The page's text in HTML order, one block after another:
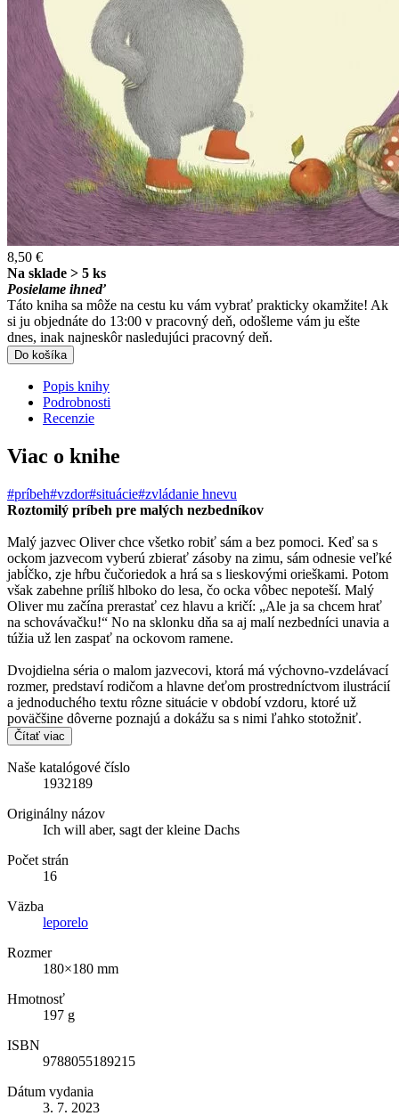
8,50 €
Na sklade > 5 ks
Posielame ihneď
Táto kniha sa môže na cestu ku vám vybrať prakticky okamžite! Ak
si ju objednáte do 13:00 v pracovný deň, odošleme vám ju ešte
dnes, inak najneskôr nasledujúci pracovný deň.
Do košíka
Popis knihy
Podrobnosti
Recenzie
Viac o knihe
#príbeh#vzdor#situácie#zvládanie hnevu
Roztomilý príbeh pre malých nezbedníkov
Malý jazvec Oliver chce všetko robiť sám a bez pomoci. Keď sa s
ockom jazvecom vyberú zbierať zásoby na zimu, sám odnesie veľké
jabĺčko, zje hŕbu čučoriedok a hrá sa s lieskovými orieškami. Potom
však zabehne príliš hlboko do lesa, čo ocka vôbec nepoteší. Malý
Oliver mu začína prerastať cez hlavu a kričí: „Ale ja sa chcem hrať
na schovávačku!“ No na sklonku dňa sa aj malí nezbedníci unavia a
túžia už len zaspať na ockovom ramene.
Dvojdielna séria o malom jazvecovi, ktorá má výchovno-vzdelávací
rozmer, predstaví rodičom a hlavne deťom prostredníctvom ilustrácií
a jednoduchého textu rôzne situácie v období vzdoru, ktoré už
poväčšine dôverne poznajú a dokážu sa s nimi ľahko stotožniť.
Čítať viac
Naše katalógové číslo
1932189
Originálny názov
Ich will aber, sagt der kleine Dachs
Počet strán
16
Väzba
leporelo
Rozmer
180×180 mm
Hmotnosť
197 g
ISBN
9788055189215
Dátum vydania
3. 7. 2023